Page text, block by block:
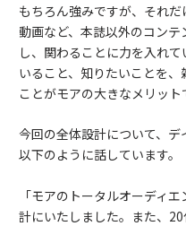
もちろん強みですが、それだ
動画など、本誌以外のコン
し、関わることに力を入れ
いること、知りたいことを
ことがモアの大きなメリット
今回の全体設計について、
以下のように話しています。
「モアのトータルオーディ
計にいたしました。また、